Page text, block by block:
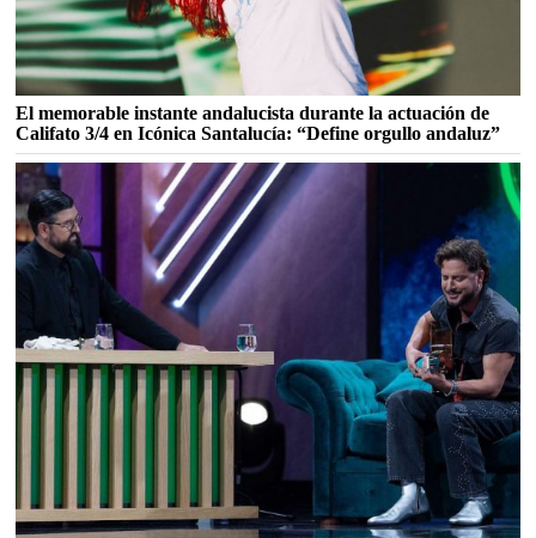
El memorable instante andalucista durante la actuación de
Califato 3/4 en Icónica Santalucía: “Define orgullo andaluz”